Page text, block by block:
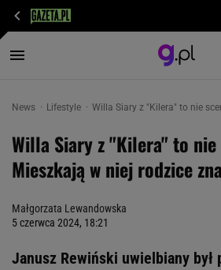
News Lifestyle Willa Siary z "Kilera" to nie
Willa Siary z "Kilera" to
Mieszkają w niej rodzice
Małgorzata Lewandowska
5 czerwca 2024, 18:21
Janusz Rewiński uwielbiany był